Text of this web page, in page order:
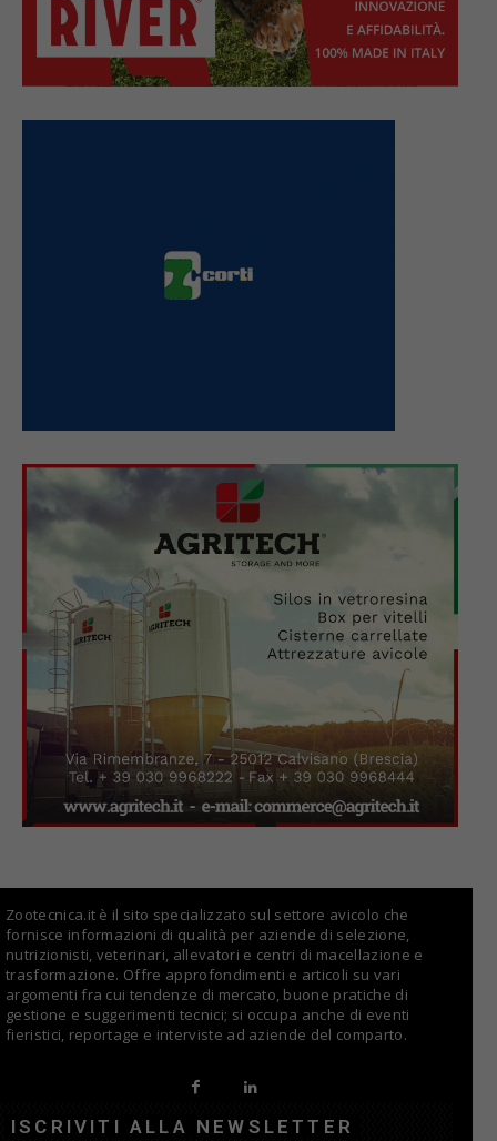
Zootecnica.it è il sito specializzato sul settore avicolo che
fornisce informazioni di qualità per aziende di selezione,
nutrizionisti, veterinari, allevatori e centri di macellazione e
trasformazione. Offre approfondimenti e articoli su vari
argomenti fra cui tendenze di mercato, buone pratiche di
gestione e suggerimenti tecnici; si occupa anche di eventi
fieristici, reportage e interviste ad aziende del comparto.
ISCRIVITI ALLA NEWSLETTER